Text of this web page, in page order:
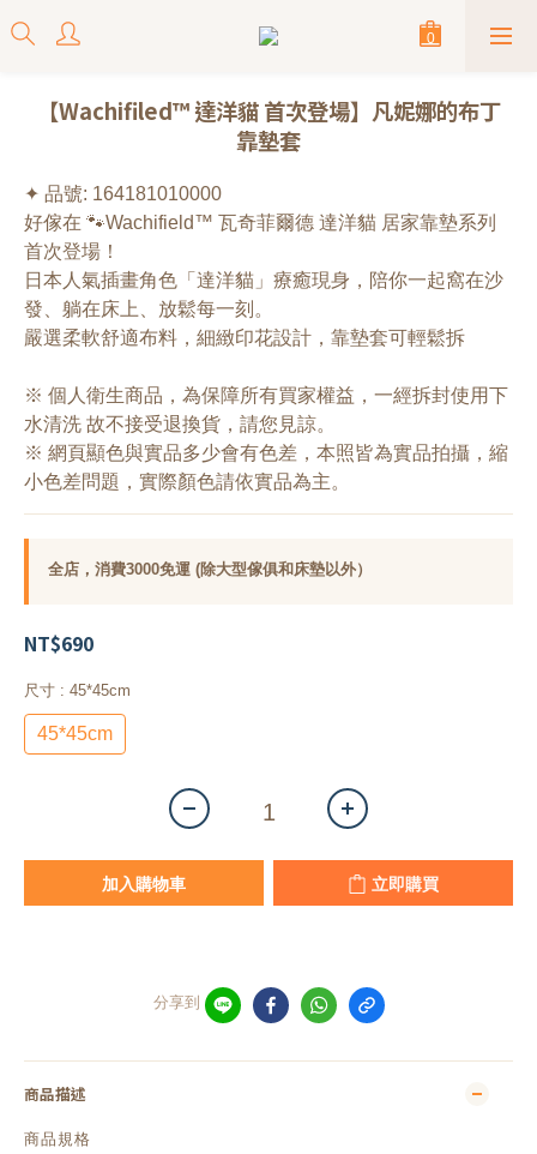
【Wachifiled™ 達洋貓 首次登場】凡妮娜的布丁
靠墊套
✦ 品號: 164181010000
好傢在 🐾Wachifield™ 瓦奇菲爾德 達洋貓 居家靠墊系列
首次登場！
日本人氣插畫角色「達洋貓」療癒現身，陪你一起窩在沙
發、躺在床上、放鬆每一刻。
嚴選柔軟舒適布料，細緻印花設計，靠墊套可輕鬆拆
※ 個人衛生商品，為保障所有買家權益，一經拆封使用下
水清洗 故不接受退換貨，請您見諒。
※ 網頁顯色與實品多少會有色差，本照皆為實品拍攝，縮
小色差問題，實際顏色請依實品為主。
全店，消費3000免運 (除大型傢俱和床墊以外）
NT$690
尺寸 : 45*45cm
45*45cm
加入購物車 立即購買
分享到
商品描述
商品規格